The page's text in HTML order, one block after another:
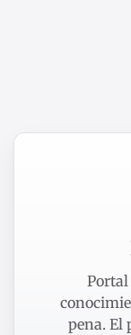
Portal
pena. El